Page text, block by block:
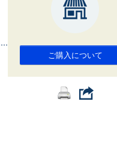
ご購入について